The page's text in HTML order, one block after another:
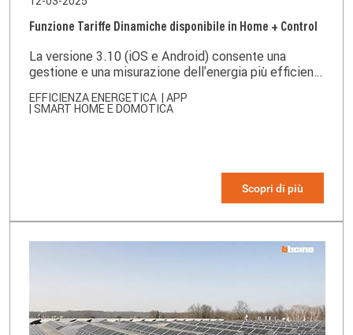
Funzione Tariffe Dinamiche disponibile in Home + Control
La versione 3.10 (iOS e Android) consente una
gestione e una misurazione dell'energia più efficienti
EFFICIENZA ENERGETICA | APP
| SMART HOME E DOMOTICA
Scopri di più